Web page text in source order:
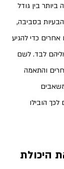
בין גודל
בסביבה,
כדי להגיע
לבד. לשם
והתאמה
לכך הובילו
היכולת